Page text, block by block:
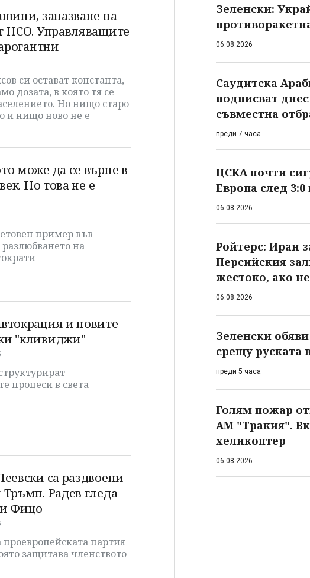
запазване на
НСО. Управляващите
си остават константа,
дозата, в която тя се
Но нищо старо
и нищо ново не е
може да се върне в
Но това не е
пример във
на
и новите
"кливиджи"
процеси в света
са раздвоени
Радев гледа
Фицо
партия
защитава членството
Зеленски:
06.08.2026
Саудитска
подписват
съвместна
преди 7 часа
ЦСКА почти
Европа след
06.08.2026
Ройтерс: Иран
Персийския
жестоко, ако
06.08.2026
Зеленски
срещу руската
преди 5 часа
Голям пожар
АМ "Тракия".
хеликоптер
06.08.2026